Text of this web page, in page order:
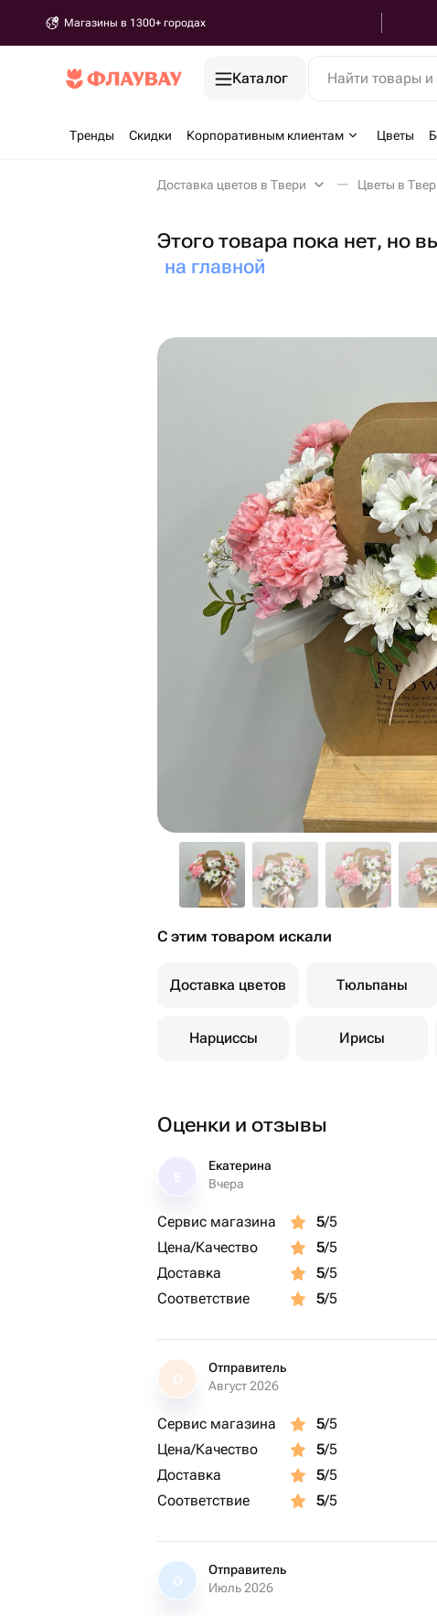
Магазины в 1300+ городах
Каталог Найти товары
Тренды Скидки Корпоративным клиентам Цветы
Доставка цветов в Твери Цветы в
Этого товара пока нет, но
на главной
С этим товаром искали
Доставка цветов Тюльпаны
Нарциссы Ирисы
Оценки и отзывы
Екатерина
Вчера
Сервис магазина 5/5
Цена/Качество
5/5
Доставка
5/5
Соответствие
5/5
О
Отправитель
Август 2026
Сервис магазина 5/5
Цена/Качество
5/5
Доставка
5/5
Соответствие
5/5
О
Отправитель
Июль 2026